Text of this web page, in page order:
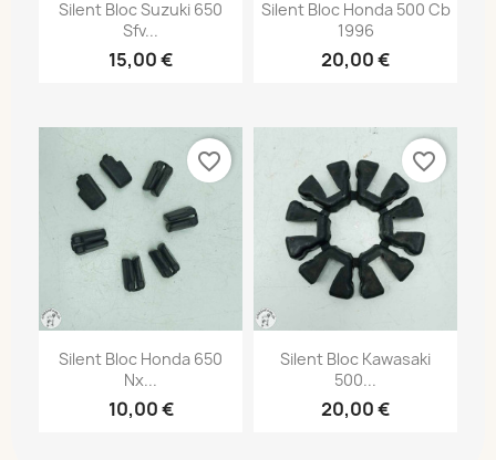
Silent Bloc Suzuki 650
Sfv...
15,00 €
Silent Bloc Honda 500 Cb
1996
20,00 €
Silent Bloc Honda 650
Nx...
10,00 €
favorite_border
Silent Bloc Kawasaki
500...
20,00 €
favorite_border